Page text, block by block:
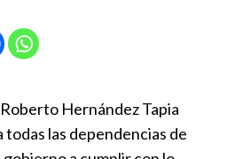
Hernández Tapia
las dependencias de